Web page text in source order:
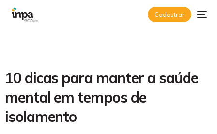
Cadastrar
10 dicas para manter a saúde
mental em tempos de
isolamento